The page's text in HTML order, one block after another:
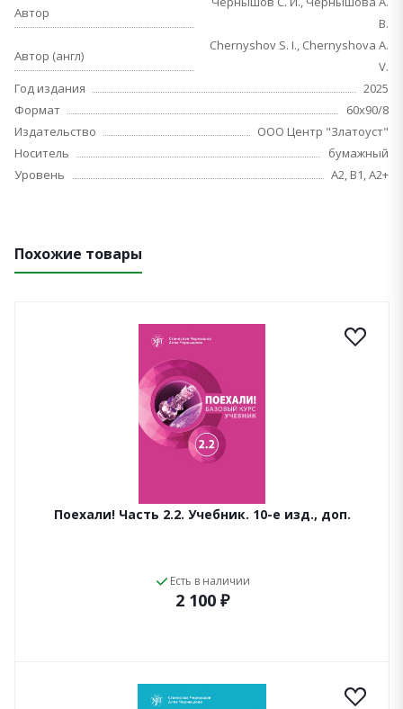
Автор
В.
Автор (англ)
Chernyshov S. I., Chernyshova A.
V.
Год издания
2025
Формат
60х90/8
Издательство
ООО Центр "Златоуст"
Носитель
бумажный
Уровень
A2, B1, A2+
Похожие товары
Поехали! Часть 2.2. Учебник. 10-е изд., доп.
Есть в наличии
2 100 ₽